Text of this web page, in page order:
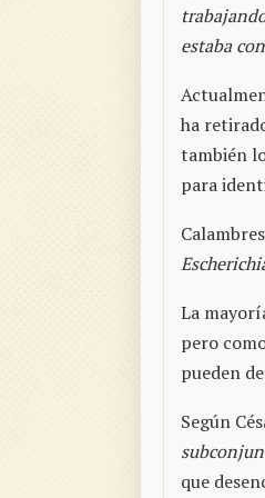
estaba
ha
también
para
La
pero
pueden
Según
que